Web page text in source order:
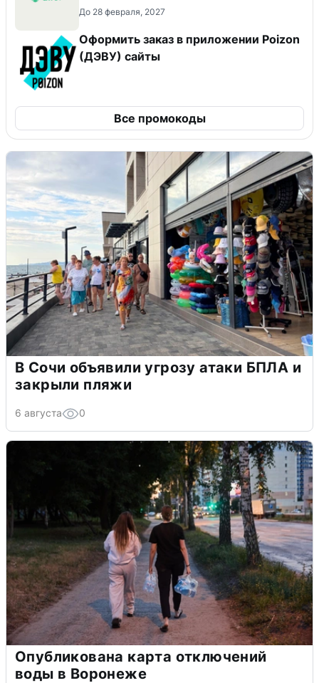
До 28 февраля, 2027
Оформить заказ в приложении Poizon
(ДЭВУ) сайты
Все промокоды
В Сочи объявили угрозу атаки БПЛА и
закрыли пляжи
6 августа 0
Опубликована карта отключений
воды в Воронеже